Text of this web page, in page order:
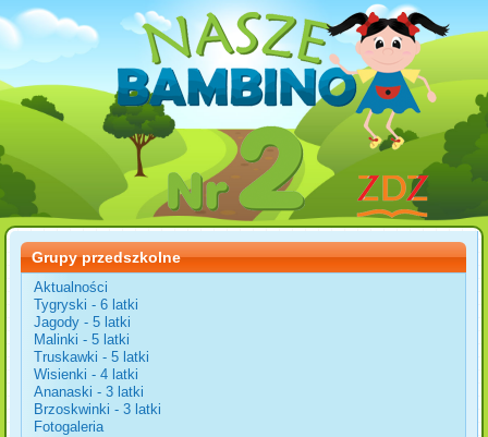
Grupy przedszkolne
Aktualności
Tygryski - 6 latki
Jagody - 5 latki
Malinki - 5 latki
Truskawki - 5 latki
Wisienki - 4 latki
Ananaski - 3 latki
Brzoskwinki - 3 latki
Fotogaleria